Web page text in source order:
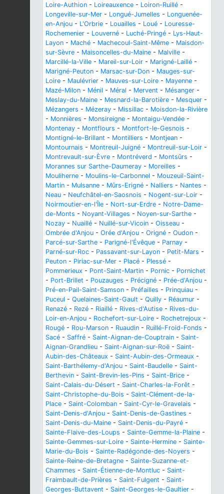
Loire-Authion - Loireauxence - Loiron-Ruillé -
Longeville-sur-Mer - Longué-Jumelles - Longuenée-
en-Anjou - L'Orbrie - Louailles - Loué - Louresse-
Rochemenier - Louverné - Luché-Pringé - Lys-Haut-
Layon - Maché - Machecoul-Saint-Même - Maisdon-
sur-Sèvre - Maisoncelles-du-Maine - Malville -
Marcillé-la-Ville - Mareil-sur-Loir - Marigné-Laillé -
Marigné-Peuton - Marsac-sur-Don - Mauges-sur-
Loire - Maulévrier - Mauves-sur-Loire - Mayenne -
Mazé-Milon - Ménil - Méral - Mervent - Mésanger -
Meslay-du-Maine - Mesnard-la-Barotière - Mesquer -
Mézangers - Mézeray - Missillac - Moisdon-la-Rivière
- Monnières - Monsireigne - Montaigu-Vendée -
Montenay - Montflours - Montfort-le-Gesnois -
Montigné-le-Brillant - Montilliers - Montjean -
Montournais - Montreuil-Juigné - Montreuil-sur-Loir -
Montrevault-sur-Èvre - Montréverd - Montsûrs -
Morannes sur Sarthe-Daumeray - Moreilles -
Mouliherne - Moulins-le-Carbonnel - Mouzeuil-Saint-
Martin - Mulsanne - Mûrs-Erigné - Nalliers - Nantes -
Neau - Neufchâtel-en-Saosnois - Nogent-sur-Loir -
Noirmoutier-en-l'Île - Nort-sur-Erdre - Notre-Dame-
de-Monts - Noyant-Villages - Noyen-sur-Sarthe -
Nozay - Nuaillé - Nuillé-sur-Vicoin - Oisseau -
Ombrée d'Anjou - Orée d'Anjou - Origné - Oudon -
Parcé-sur-Sarthe - Parigné-l'Évêque - Parnay -
Parné-sur-Roc - Passavant-sur-Layon - Petit-Mars -
Peuton - Piriac-sur-Mer - Placé - Plessé -
Pommerieux - Pont-Saint-Martin - Pornic - Pornichet
- Port-Brillet - Pouzauges - Précigné - Prée-d'Anjou -
Pré-en-Pail-Saint-Samson - Préfailles - Prinquiau -
Puceul - Quelaines-Saint-Gault - Quilly - Réaumur -
Renazé - Rezé - Riaillé - Rives-d'Autise - Rives-du-
Loir-en-Anjou - Rochefort-sur-Loire - Rochetrejoux -
Rougé - Rou-Marson - Ruaudin - Ruillé-Froid-Fonds -
Sacé - Saffré - Saint-Aignan-de-Couptrain - Saint-
Aignan-Grandlieu - Saint-Aignan-sur-Roë - Saint-
Aubin-des-Châteaux - Saint-Aubin-des-Ormeaux -
Saint-Barthélemy-d'Anjou - Saint-Baudelle - Saint-
Berthevin - Saint-Brevin-les-Pins - Saint-Brice -
Saint-Calais-du-Désert - Saint-Charles-la-Forêt -
Saint-Christophe-du-Bois - Saint-Clément-de-la-
Place - Saint-Colomban - Saint-Cyr-le-Gravelais -
Saint-Denis-d'Anjou - Saint-Denis-de-Gastines -
Saint-Denis-du-Maine - Saint-Denis-du-Payré -
Sainte-Flaive-des-Loups - Sainte-Gemme-la-Plaine -
Sainte-Gemmes-sur-Loire - Sainte-Hermine - Sainte-
Marie-du-Bois - Sainte-Radégonde-des-Noyers -
Sainte-Reine-de-Bretagne - Sainte-Suzanne-et-
Chammes - Saint-Étienne-de-Montluc - Saint-
Fraimbault-de-Prières - Saint-Fulgent - Saint-
Georges-Buttavent - Saint-Georges-le-Gaultier -